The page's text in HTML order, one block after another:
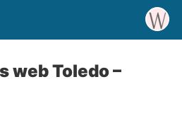
web Toledo –